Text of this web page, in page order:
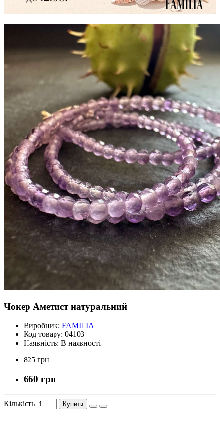
Чокер Аметист натуральний
Виробник: FAMILIA
Код товару: 04103
Наявність: В наявності
825 грн
660 грн
Кількість Купити